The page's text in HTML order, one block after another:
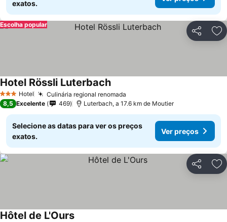
exatos.
Partilhar
Escolha popular
3 EstrelasHotel Culinária regional renomada
Hotel Rössli Luterbach
8,5 Excelente 469 Luterbach, a 17.6 km de Moutier
Selecione as datas para ver os preços
exatos.
Ver preços
Partilhar
Hôtel de L'Ours